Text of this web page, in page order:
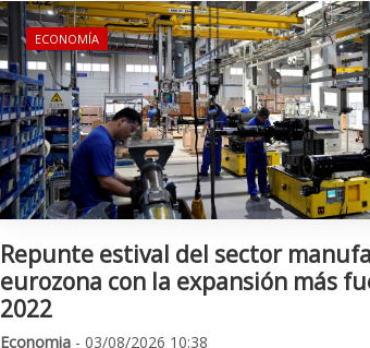
ECONOMÍA
Repunte estival del sector
eurozona con la expansión más
2022
Economia - 03/08/2026 10:38